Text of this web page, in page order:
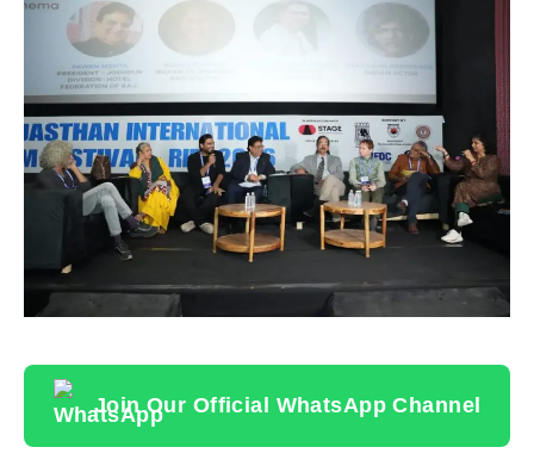
Join Our Official WhatsApp Channel